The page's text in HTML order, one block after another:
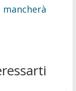
mancherà